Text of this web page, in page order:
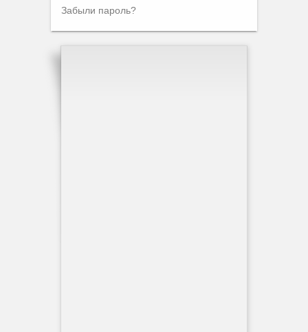
Забыли пароль?